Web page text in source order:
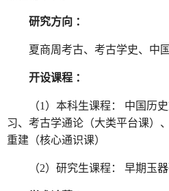
研究方向 ：
夏商周考古、考古学史、中
开设课程 ：
（1）本科生课程： 中国历
习、考古学通论（大类平台课）
重建（核心通识课）
（2）研究生课程： 早期玉